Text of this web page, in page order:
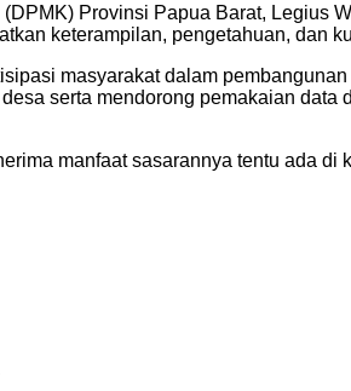
Provinsi Papua Barat, Legius
keterampilan, pengetahuan, dan
masyarakat dalam
serta mendorong pemakaian data
manfaat sasarannya tentu ada di